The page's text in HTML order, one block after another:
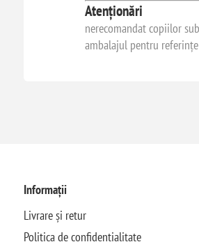
Atenționări
nerecomandat copiilor
ambalajul pentru
Informații
Livrare și retur
Politica de confidențialitate